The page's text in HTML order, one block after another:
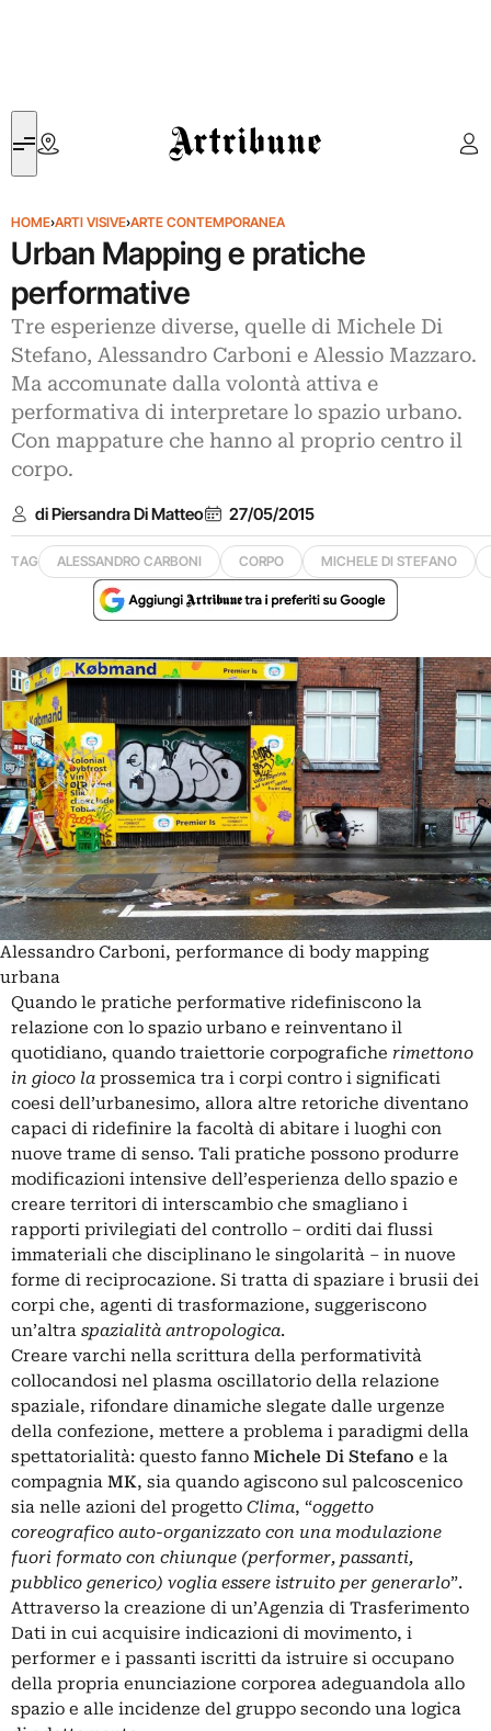
Artribune
HOME›ARTI VISIVE›ARTE CONTEMPORANEA
Urban Mapping e pratiche
performative
Tre esperienze diverse, quelle di Michele Di
Stefano, Alessandro Carboni e Alessio Mazzaro.
Ma accomunate dalla volontà attiva e
performativa di interpretare lo spazio urbano.
Con mappature che hanno al proprio centro il
corpo.
di Piersandra Di Matteo 27/05/2015
TAG ALESSANDRO CARBONI CORPO MICHELE DI STEFANO
Alessandro Carboni, performance di body mapping
urbana
Quando le pratiche performative ridefiniscono la
relazione con lo spazio urbano e reinventano il
quotidiano, quando traiettorie corpografiche rimettono
in gioco la prossemica tra i corpi contro i significati
coesi dell’urbanesimo, allora altre retoriche diventano
capaci di ridefinire la facoltà di abitare i luoghi con
nuove trame di senso. Tali pratiche possono produrre
modificazioni intensive dell’esperienza dello spazio e
creare territori di interscambio che smagliano i
rapporti privilegiati del controllo – orditi dai flussi
immateriali che disciplinano le singolarità – in nuove
forme di reciprocazione. Si tratta di spaziare i brusii dei
corpi che, agenti di trasformazione, suggeriscono
un’altra spazialità antropologica.
Creare varchi nella scrittura della performatività
collocandosi nel plasma oscillatorio della relazione
spaziale, rifondare dinamiche slegate dalle urgenze
della confezione, mettere a problema i paradigmi della
spettatorialità: questo fanno Michele Di Stefano e la
compagnia MK, sia quando agiscono sul palcoscenico
sia nelle azioni del progetto Clima, “oggetto
coreografico auto-organizzato con una modulazione
fuori formato con chiunque (performer, passanti,
pubblico generico) voglia essere istruito per generarlo”.
Attraverso la creazione di un’Agenzia di Trasferimento
Dati in cui acquisire indicazioni di movimento, i
performer e i passanti iscritti da istruire si occupano
della propria enunciazione corporea adeguandola allo
spazio e alle incidenze del gruppo secondo una logica